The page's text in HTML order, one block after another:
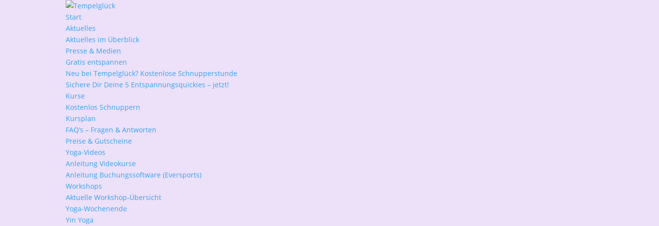
Start
Aktuelles
Aktuelles im Überblick
Presse & Medien
Gratis entspannen
Neu bei Tempelglück? Kostenlose Schnupperstunde
Sichere Dir Deine 5 Entspannungsquickies – jetzt!
Kurse
Kostenlos Schnuppern
Kursplan
FAQ’s – Fragen & Antworten
Preise & Gutscheine
Yoga-Videos
Anleitung Videokurse
Anleitung Buchungssoftware (Eversports)
Workshops
Aktuelle Workshop-Übersicht
Yoga-Wochenende
Yin Yoga